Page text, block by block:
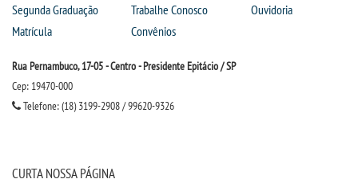
Segunda Graduação
Matrícula
Trabalhe Conosco
Convênios
Ouvidoria
Rua Pernambuco, 17-05 - Centro - Presidente Epitácio / SP
Cep: 19470-000
Telefone: (18) 3199-2908 / 99620-9326
CURTA NOSSA PÁGINA